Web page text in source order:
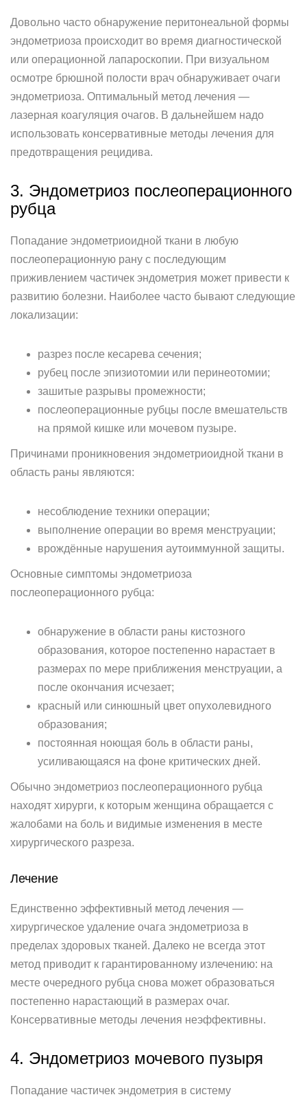
Довольно часто обнаружение перитонеальной формы
эндометриоза происходит во время диагностической
или операционной лапароскопии. При визуальном
осмотре брюшной полости врач обнаруживает очаги
эндометриоза. Оптимальный метод лечения —
лазерная коагуляция очагов. В дальнейшем надо
использовать консервативные методы лечения для
предотвращения рецидива.
3. Эндометриоз послеоперационного
рубца
Попадание эндометриоидной ткани в любую
послеоперационную рану с последующим
приживлением частичек эндометрия может привести к
развитию болезни. Наиболее часто бывают следующие
локализации:
разрез после кесарева сечения;
рубец после эпизиотомии или перинеотомии;
зашитые разрывы промежности;
послеоперационные рубцы после вмешательств
на прямой кишке или мочевом пузыре.
Причинами проникновения эндометриоидной ткани в
область раны являются:
несоблюдение техники операции;
выполнение операции во время менструации;
врождённые нарушения аутоиммунной защиты.
Основные симптомы эндометриоза
послеоперационного рубца:
обнаружение в области раны кистозного
образования, которое постепенно нарастает в
размерах по мере приближения менструации, а
после окончания исчезает;
красный или синюшный цвет опухолевидного
образования;
постоянная ноющая боль в области раны,
усиливающаяся на фоне критических дней.
Обычно эндометриоз послеоперационного рубца
находят хирурги, к которым женщина обращается с
жалобами на боль и видимые изменения в месте
хирургического разреза.
Лечение
Единственно эффективный метод лечения —
хирургическое удаление очага эндометриоза в
пределах здоровых тканей. Далеко не всегда этот
метод приводит к гарантированному излечению: на
месте очередного рубца снова может образоваться
постепенно нарастающий в размерах очаг.
Консервативные методы лечения неэффективны.
4. Эндометриоз мочевого пузыря
Попадание частичек эндометрия в систему